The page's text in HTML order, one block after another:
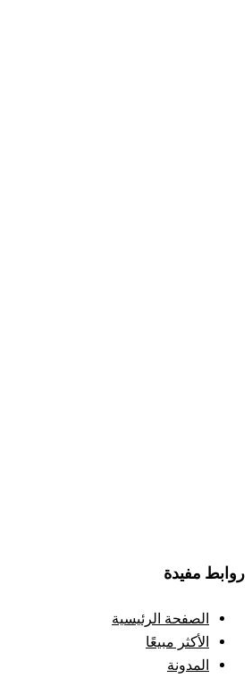
روابط مفيدة
الصفحة الرئيسية
الأكثر مبيعًا
المدونة